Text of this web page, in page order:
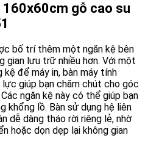
160x60cm gỗ cao su
bố trí thêm một ngăn kệ bên
gian lưu trữ nhiều hơn. Với một
để máy in, bàn máy tính
giúp bạn chăm chút cho góc
ngăn kệ này có thể giúp bạn
khổng lồ. Bàn sử dụng hệ liên
dễ dàng tháo rời riêng lẻ, nhờ
hoặc dọn dẹp lại không gian